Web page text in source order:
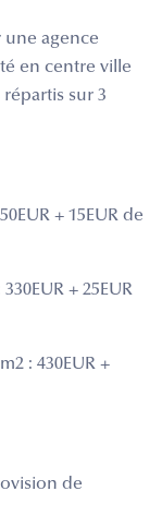
une agence
en centre ville
sur 3
+ 15EUR de
+ 25EUR
: 430EUR +
de